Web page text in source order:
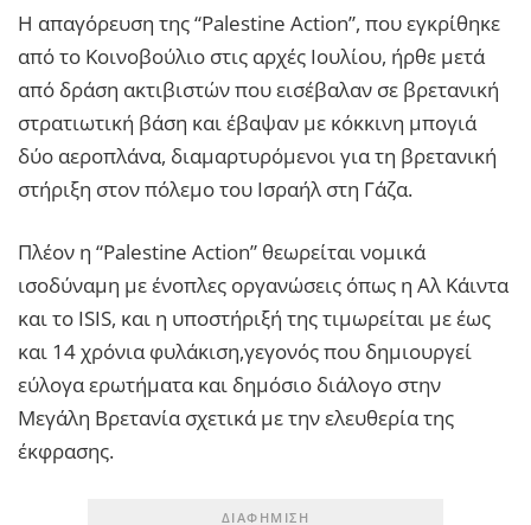
Η απαγόρευση της “Palestine Action”, που εγκρίθηκε
από το Κοινοβούλιο στις αρχές Ιουλίου, ήρθε μετά
από δράση ακτιβιστών που εισέβαλαν σε βρετανική
στρατιωτική βάση και έβαψαν με κόκκινη μπογιά
δύο αεροπλάνα, διαμαρτυρόμενοι για τη βρετανική
στήριξη στον πόλεμο του Ισραήλ στη Γάζα.
Πλέον η “Palestine Action” θεωρείται νομικά
ισοδύναμη με ένοπλες οργανώσεις όπως η Αλ Κάιντα
και το ISIS, και η υποστήριξή της τιμωρείται με έως
και 14 χρόνια φυλάκιση,γεγονός που δημιουργεί
εύλογα ερωτήματα και δημόσιο διάλογο στην
Μεγάλη Βρετανία σχετικά με την ελευθερία της
έκφρασης.